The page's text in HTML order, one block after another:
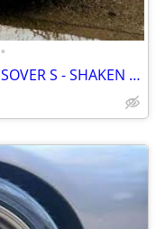
•
BEST LOOKING MINI COOPER CROSSOVER S - SHAKEN UNTIL APRIL 2028